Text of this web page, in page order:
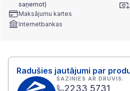
saņemot)
Maksājumu kartes
Internetbankas
Radušies jautājumi par
SAZINIES AR DRUVIS:
2233 5731